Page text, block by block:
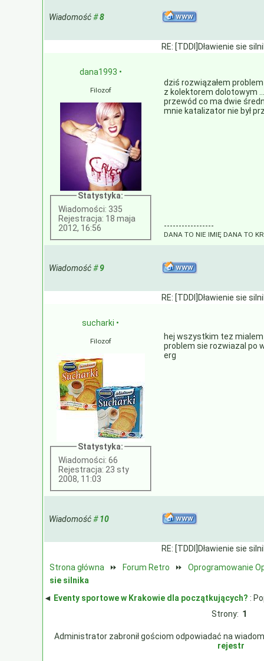
Wiadomość#8
RE: [TDDI]Dławienie sie
dana1993 •
Filozof
Statystyka:
Wiadomości: 335
Rejestracja: 18 maja
2012, 16:56
dziś rozwiązałem
z kolektorem dolotowym
przewód co ma dwie
mnie katalizator nie był
-----------------
DANA TO NIE IMIĘ DANA TO
Wiadomość#9
RE: [TDDI]Dławienie sie
sucharki •
Filozof
Statystyka:
Wiadomości: 66
Rejestracja: 23 sty
2008, 11:03
hej wszystkim tez
problem sie rozwiazal po
erg
Wiadomość#10
RE: [TDDI]Dławienie sie
Strona główna
⏩ Forum Retro ⏩ Oprogramowanie
sie silnika
◄ Eventy sportowe w Krakowie dla początkujących? :
Strony: 1
Administrator zabronił gościom odpowiadać na
rejestr